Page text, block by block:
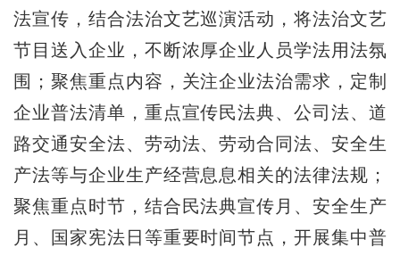
法宣传，结合法治文艺巡演活动，将法治文艺
节目送入企业，不断浓厚企业人员学法用法氛
围；聚焦重点内容，关注企业法治需求，定制
企业普法清单，重点宣传民法典、公司法、道
路交通安全法、劳动法、劳动合同法、安全生
产法等与企业生产经营息息相关的法律法规；
聚焦重点时节，结合民法典宣传月、安全生产
月、国家宪法日等重要时间节点，开展集中普